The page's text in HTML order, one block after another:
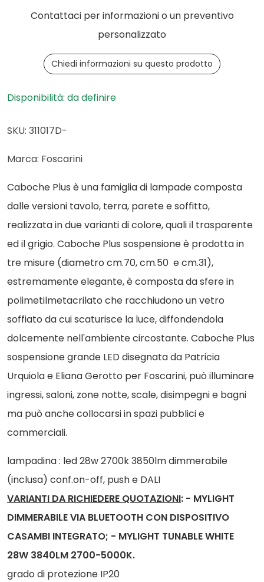
Contattaci per informazioni o un preventivo
personalizzato
Chiedi informazioni su questo prodotto
Disponibilità: da definire
SKU: 311017D-
Marca: Foscarini
Caboche Plus è una famiglia di lampade composta
dalle versioni tavolo, terra, parete e soffitto,
realizzata in due varianti di colore, quali il trasparente
ed il grigio. Caboche Plus sospensione è prodotta in
tre misure (diametro cm.70, cm.50 e cm.31),
estremamente elegante, è composta da sfere in
polimetilmetacrilato che racchiudono un vetro
soffiato da cui scaturisce la luce, diffondendola
dolcemente nell'ambiente circostante. Caboche Plus
sospensione grande LED disegnata da Patricia
Urquiola e Eliana Gerotto per Foscarini, può illuminare
ingressi, saloni, zone notte, scale, disimpegni e bagni
ma può anche collocarsi in spazi pubblici e
commerciali.
lampadina : led 28w 2700k 3850lm dimmerabile
(inclusa) conf.on-off, push e DALI
VARIANTI DA RICHIEDERE QUOTAZIONI: - MYLIGHT
DIMMERABILE VIA BLUETOOTH CON DISPOSITIVO
CASAMBI INTEGRATO; - MYLIGHT TUNABLE WHITE
28W 3840LM 2700-5000K.
grado di protezione IP20